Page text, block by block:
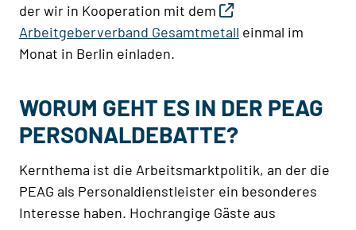
der wir in Kooperation mit dem
Arbeitgeberverband Gesamtmetall einmal im
Monat in Berlin einladen.
WORUM GEHT ES IN DER PEAG
PERSONALDEBATTE?
Kernthema ist die Arbeitsmarktpolitik, an der die
PEAG als Personaldienstleister ein besonderes
Interesse haben. Hochrangige Gäste aus